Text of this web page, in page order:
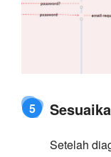
5
Setelah